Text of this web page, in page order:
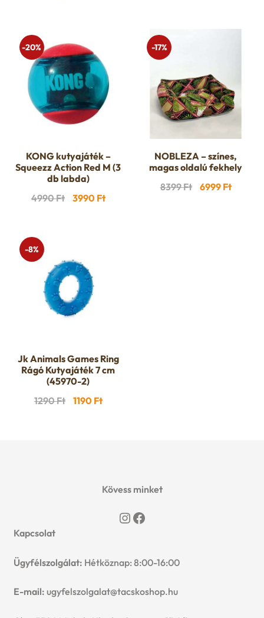
-20%
KONG kutyajáték –
Squeezz Action Red M (3
db labda)
4990Ft Original
3990 FtCurrent
-17%
NOBLEZA – színes,
magas oldalú fekhely
8399Ft Original
6999 FtCurrent
-8%
Jk Animals Games Ring
Rágó Kutyajáték 7 cm
(45970-2)
1290Ft Original
1190 FtCurrent
Kövess minket
Instagram
Facebook
Kapcsolat
Ügyfélszolgálat: Hétköznap: 8:00-16:00
E-mail: ugyfelszolgalat@tacskoshop.hu